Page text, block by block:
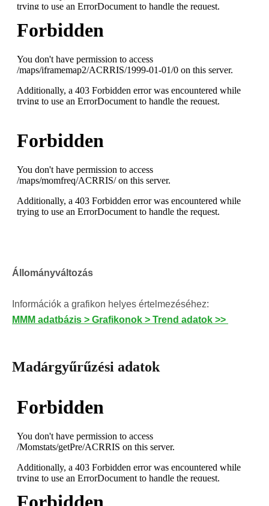
Állományváltozás
Információk a grafikon helyes értelmezéséhez:
MMM adatbázis > Grafikonok > Trend adatok >>
Madárgyűrűzési adatok